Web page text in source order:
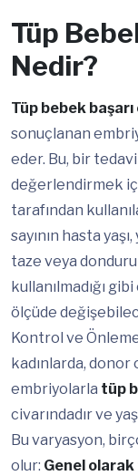
Tüp
Nedir?
Tüp bebek başarı
sonuçlanan
eder. Bu, bir
değerlendirmek
tarafından
sayının hasta
taze veya
kullanılmadığı
ölçüde
Kontrol ve
kadınlarda,
embriyolarla tüp
civarındadır ve
Bu varyasyon,
olur: Genel olarak